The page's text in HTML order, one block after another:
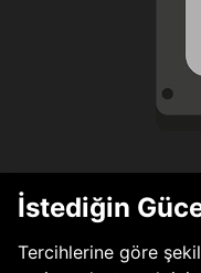
İstediğin
Tercihlerine göre